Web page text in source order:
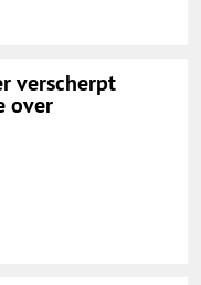
verscherpt
over